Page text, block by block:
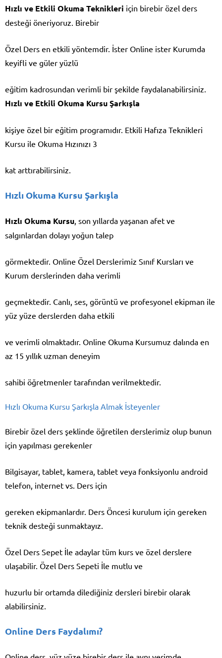
Hızlı ve Etkili Okuma Teknikleri için birebir özel ders
desteği öneriyoruz. Birebir
Özel Ders en etkili yöntemdir. İster Online ister Kurumda
keyifli ve güler yüzlü
eğitim kadrosundan verimli bir şekilde faydalanabilirsiniz.
Hızlı ve Etkili Okuma Kursu Şarkışla
kişiye özel bir eğitim programıdır. Etkili Hafıza Teknikleri
Kursu ile Okuma Hızınızı 3
kat arttırabilirsiniz.
Hızlı Okuma Kursu Şarkışla
Hızlı Okuma Kursu , son yıllarda yaşanan afet ve
salgınlardan dolayı yoğun talep
görmektedir. Online Özel Derslerimiz Sınıf Kursları ve
Kurum derslerinden daha verimli
geçmektedir. Canlı, ses, görüntü ve profesyonel ekipman ile
yüz yüze derslerden daha etkili
ve verimli olmaktadır. Online Okuma Kursumuz dalında en
az 15 yıllık uzman deneyim
sahibi öğretmenler tarafından verilmektedir.
Hızlı Okuma Kursu Şarkışla Almak İsteyenler
Birebir özel ders şeklinde öğretilen derslerimiz olup bunun
için yapılması gerekenler
Bilgisayar, tablet, kamera, tablet veya fonksiyonlu android
telefon, internet vs. Ders için
gereken ekipmanlardır. Ders Öncesi kurulum için gereken
teknik desteği sunmaktayız.
Özel Ders Sepet İle adaylar tüm kurs ve özel derslere
ulaşabilir. Özel Ders Sepeti İle mutlu ve
huzurlu bir ortamda dilediğiniz dersleri birebir olarak
alabilirsiniz.
Online Ders Faydalımı?